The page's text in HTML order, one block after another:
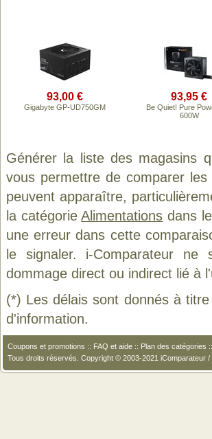
93,00 €
Gigabyte GP-UD750GM
93,95 €
Be Quiet! Pure
600W
Générer la liste des magasins
vous permettre de comparer
peuvent apparaître,
la catégorieAlimentations dans
une erreur dans cette
le signaler. i-Comparateur
dommage direct ou indirect lié à
(*) Les délais sont donnés à
d'information.
Coupons et promotions :: FAQ et aide :: Plan des catégories ::
Tous droits réservés. Copyright © 2003-2021 iComparateur